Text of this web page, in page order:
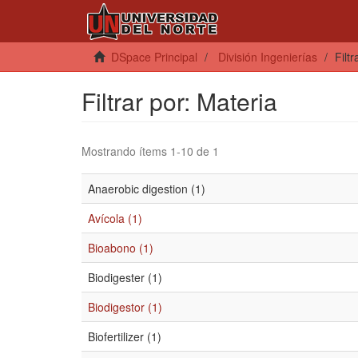
DSpace Principal División Ingenierías
Filtrar por: Materia
Mostrando ítems 1-10 de 1
Anaerobic digestion (1)
Avícola (1)
Bioabono (1)
Biodigester (1)
Biodigestor (1)
Biofertilizer (1)